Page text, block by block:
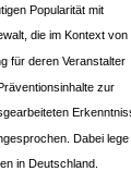
Popularität mit
die im Kontext von
für deren Veranstalter
zur
Dabei lege
in Deutschland.